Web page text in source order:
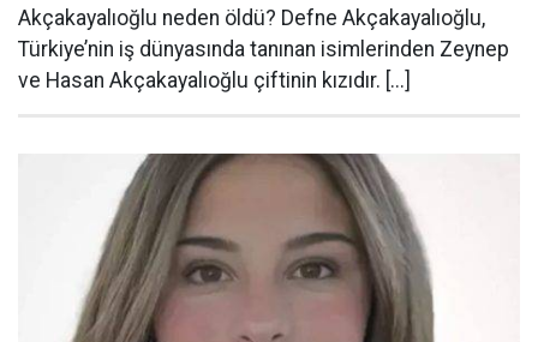
Akçakayalıoğlu neden öldü? Defne Akçakayalıoğlu,
Türkiye’nin iş dünyasında tanınan isimlerinden Zeynep
ve Hasan Akçakayalıoğlu çiftinin kızıdır. [...]